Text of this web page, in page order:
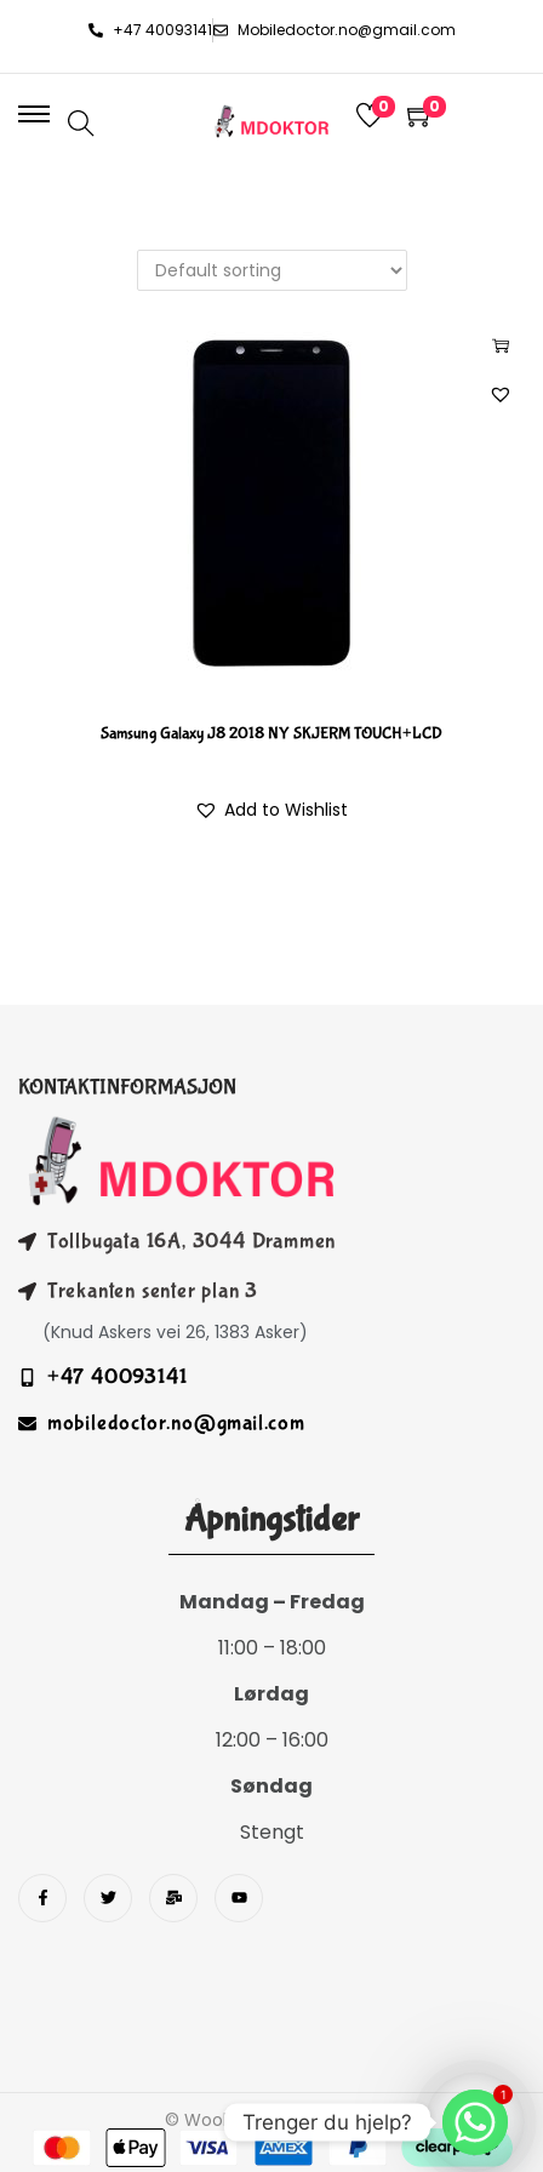
+47 40093141 Mobiledoctor.no@gmail.com
0 0
Samsung Galaxy J8 2018 NY SKJERM TOUCH+LCD
Add to Wishlist
KONTAKTINFORMASJON
Tollbugata 16A, 3044 Drammen
Trekanten senter plan 3
(Knud Askers vei 26, 1383 Asker)
+47 40093141
mobiledoctor.no@gmail.com
Åpningstider
Mandag – Fredag
11:00 – 18:00
Lørdag
12:00 – 16:00
Søndag
Stengt
© Wookids 2023 Woostify
1
Trenger du hjelp?